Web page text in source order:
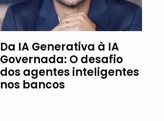
Da IA Generativa à IA
Governada: O desafio
dos agentes inteligentes
nos bancos